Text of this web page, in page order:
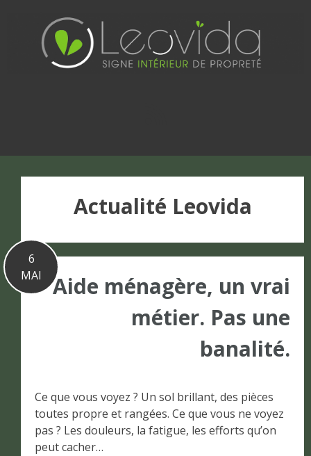
Actualité Leovida
6
MAI
Aide ménagère, un vrai
métier. Pas une
banalité.
Ce que vous voyez ? Un sol brillant, des pièces
toutes propre et rangées. Ce que vous ne voyez
pas ? Les douleurs, la fatigue, les efforts qu’on
peut cacher…